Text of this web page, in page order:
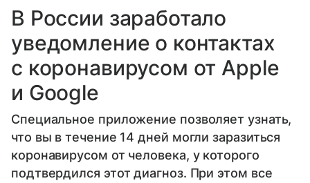
В России заработало
уведомление о контактах
с коронавирусом от Apple
и Google
Специальное приложение позволяет узнать,
что вы в течение 14 дней могли заразиться
коронавирусом от человека, у которого
подтвердился этот диагноз. При этом все